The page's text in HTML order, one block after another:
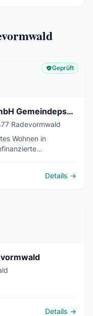
Geprüft
Augusta Hardt Horizonte gGmbH Gemeindepsychiatrische Dienste
Radevormwald
Wohnen in
Details →
Details →